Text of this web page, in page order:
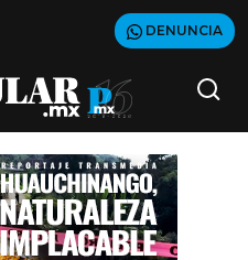
DENUNCIA